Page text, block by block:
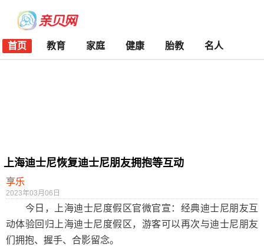
首页 教育 家庭 健康 胎教 名人
上海迪士尼恢复迪士尼朋友拥抱等互动
享乐
2023年03月06日
今日，上海迪士尼度假区官微官宣：经典迪士尼朋友互
动体验回归上海迪士尼度假区，游客可以再次与迪士尼朋友
们拥抱、握手、合影留念。